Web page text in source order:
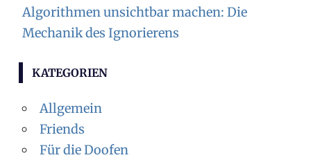
Algorithmen unsichtbar machen: Die
Mechanik des Ignorierens
KATEGORIEN
Allgemein
Friends
Für die Doofen